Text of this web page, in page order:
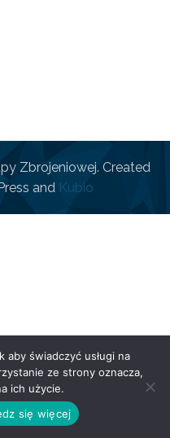
Zbrojeniowej. Created
and Kubio
aby świadczyć usługi na
ze strony oznacza,
ich użycie.
się więcej